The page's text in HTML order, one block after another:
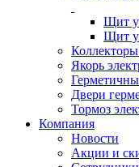
Щит
Щит
Коллекторы
Якорь
Двери
Тормоз
Компания
Новости
Акции и